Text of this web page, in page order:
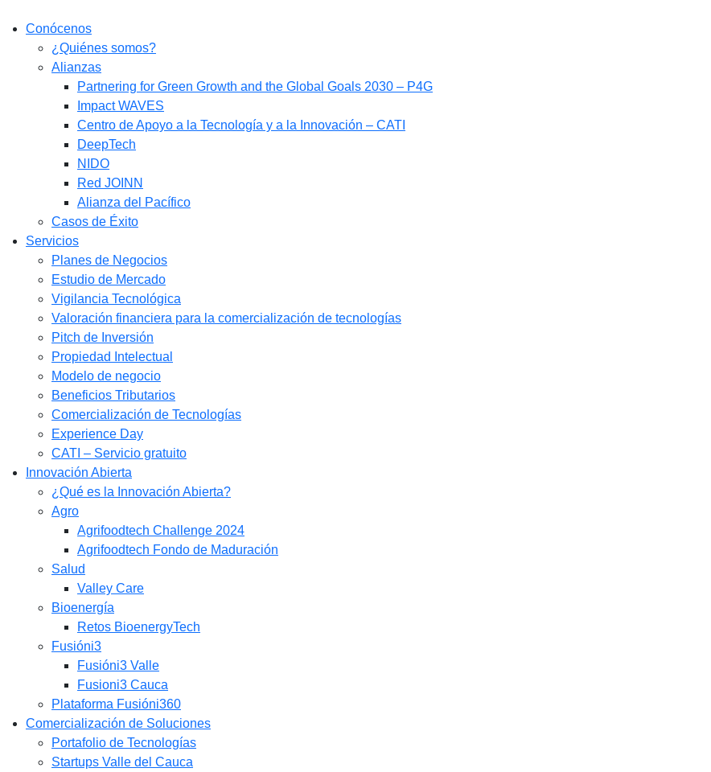
Conócenos
¿Quiénes somos?
Alianzas
Partnering for Green Growth and the Global Goals 2030 – P4G
Impact WAVES
Centro de Apoyo a la Tecnología y a la Innovación – CATI
DeepTech
NIDO
Red JOINN
Alianza del Pacífico
Casos de Éxito
Servicios
Planes de Negocios
Estudio de Mercado​
Vigilancia Tecnológica
Valoración financiera para la comercialización de tecnologías
Pitch de Inversión
Propiedad Intelectual
Modelo de negocio
Beneficios Tributarios
Comercialización de Tecnologías
Experience Day
CATI – Servicio gratuito
Innovación Abierta
¿Qué es la Innovación Abierta?
Agro
Agrifoodtech Challenge 2024
Agrifoodtech Fondo de Maduración
Salud
Valley Care
Bioenergía
Retos BioenergyTech
Fusióni3
Fusióni3 Valle
Fusioni3 Cauca
Plataforma Fusióni360
Comercialización de Soluciones
Portafolio de Tecnologías
Startups Valle del Cauca